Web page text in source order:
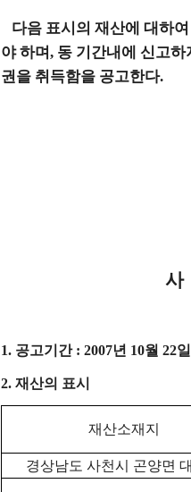
다음 표시의 재산에 대하
야 하며, 동 기간내에 신고
권을 취득함을 공고한다.
사
1. 공고기간 : 2007년 10월 22
2. 재산의 표시
재산소재지
경상남도 사천시 곤양면